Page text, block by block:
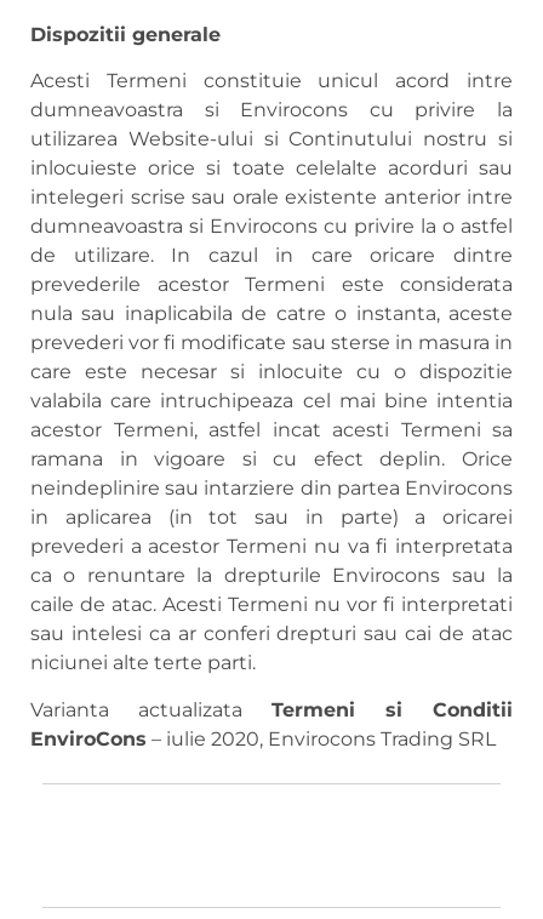
Dispozitii generale
Acesti Termeni constituie unicul acord intre
dumneavoastra si Envirocons cu privire la
utilizarea Website-ului si Continutului nostru si
inlocuieste orice si toate celelalte acorduri sau
intelegeri scrise sau orale existente anterior intre
dumneavoastra si Envirocons cu privire la o astfel
de utilizare. In cazul in care oricare dintre
prevederile acestor Termeni este considerata
nula sau inaplicabila de catre o instanta, aceste
prevederi vor fi modificate sau sterse in masura in
care este necesar si inlocuite cu o dispozitie
valabila care intruchipeaza cel mai bine intentia
acestor Termeni, astfel incat acesti Termeni sa
ramana in vigoare si cu efect deplin. Orice
neindeplinire sau intarziere din partea Envirocons
in aplicarea (in tot sau in parte) a oricarei
prevederi a acestor Termeni nu va fi interpretata
ca o renuntare la drepturile Envirocons sau la
caile de atac. Acesti Termeni nu vor fi interpretati
sau intelesi ca ar conferi drepturi sau cai de atac
niciunei alte terte parti.
Varianta actualizata Termeni si Conditii
EnviroCons – iulie 2020, Envirocons Trading SRL